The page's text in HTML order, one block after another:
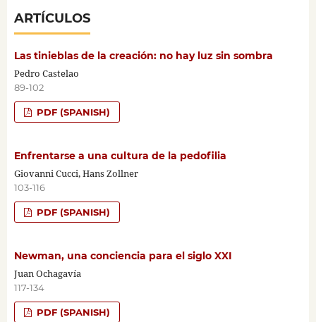
ARTÍCULOS
Las tinieblas de la creación: no hay luz sin sombra
Pedro Castelao
89-102
PDF (SPANISH)
Enfrentarse a una cultura de la pedofilia
Giovanni Cucci, Hans Zollner
103-116
PDF (SPANISH)
Newman, una conciencia para el siglo XXI
Juan Ochagavía
117-134
PDF (SPANISH)